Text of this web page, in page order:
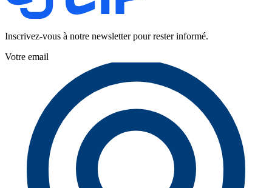
Inscrivez-vous à notre newsletter pour rester informé.
Votre email